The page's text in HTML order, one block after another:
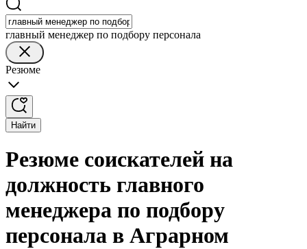
главный менеджер по подбору персонала
Резюме
Найти
Резюме соискателей на
должность главного
менеджера по подбору
персонала в Аграрном